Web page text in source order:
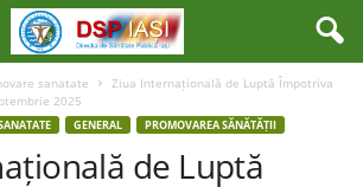
sanatate
Ziua Internațională de Luptă Împotriva
2025
GENERAL PROMOVAREA SĂNĂTĂȚII
de Luptă